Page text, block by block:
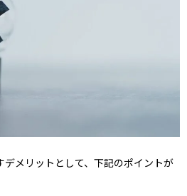
メリットとして、下記のポイントが